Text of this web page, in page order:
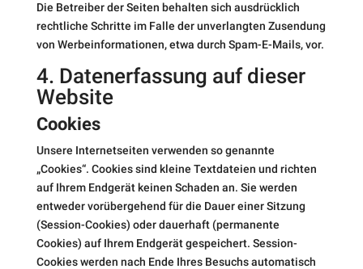
Die Betreiber der Seiten behalten sich ausdrücklich
rechtliche Schritte im Falle der unverlangten Zusendung
von Werbeinformationen, etwa durch Spam-E-Mails, vor.
4. Datenerfassung auf dieser
Website
Cookies
Unsere Internetseiten verwenden so genannte
„Cookies“. Cookies sind kleine Textdateien und richten
auf Ihrem Endgerät keinen Schaden an. Sie werden
entweder vorübergehend für die Dauer einer Sitzung
(Session-Cookies) oder dauerhaft (permanente
Cookies) auf Ihrem Endgerät gespeichert. Session-
Cookies werden nach Ende Ihres Besuchs automatisch